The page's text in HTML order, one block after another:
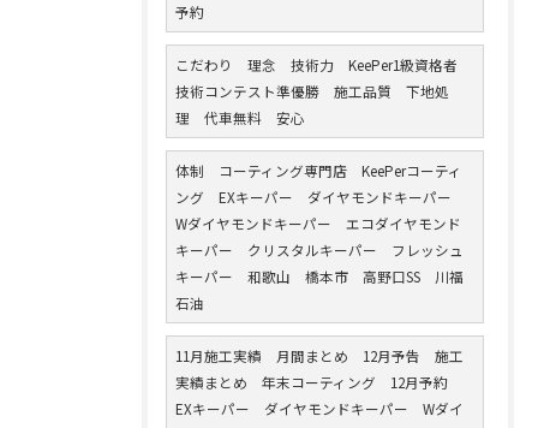
予約
こだわり 理念 技術力 KeePer1級資格者
技術コンテスト準優勝 施工品質 下地処
理 代車無料 安心
体制 コーティング専門店 KeePerコーティ
ング EXキーパー ダイヤモンドキーパー
Wダイヤモンドキーパー エコダイヤモンド
キーパー クリスタルキーパー フレッシュ
キーパー 和歌山 橋本市 高野口SS 川福
石油
11月施工実績 月間まとめ 12月予告 施工
実績まとめ 年末コーティング 12月予約
EXキーパー ダイヤモンドキーパー Wダイ